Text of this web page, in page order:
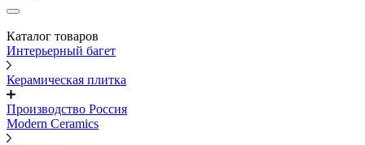
Каталог товаров
Интерьерный багет
Керамическая плитка
Производство Россия
Modern Ceramics